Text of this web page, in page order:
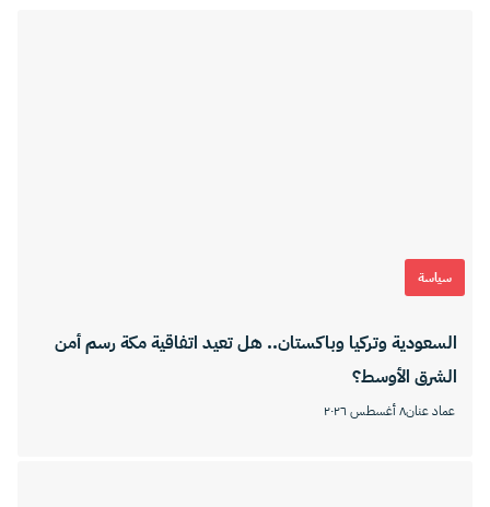
سياسة
السعودية وتركيا وباكستان.. هل تعيد اتفاقية مكة رسم أمن
الشرق الأوسط؟
عماد عنان٨ أغسطس ٢٠٢٦